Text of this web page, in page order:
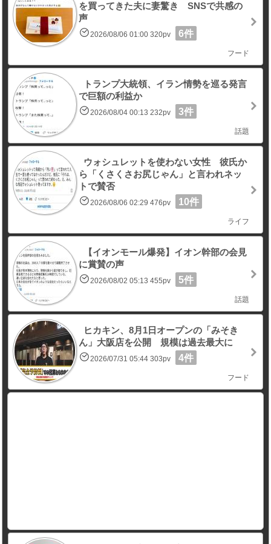
を買ってきた夫に妻驚き SNSで共感の
声
2026/08/06 01:00 320pv 6件
フード
トランプ大統領、イラン情勢を巡る発言
で巨額の利益か
2026/08/04 00:13 232pv 3件
話題
ウォシュレットを使わない女性 彼氏か
ら「くさくさお尻じゃん」と言われネッ
トで賛否
2026/08/06 02:29 476pv 10件
ライフ
【イオンモール爆発】イオン幹部の会見
に賞賛の声
2026/08/02 05:13 455pv 5件
話題
ヒカキン、8月1日オープンの「みそき
ん」大阪店を公開 規模は過去最大に
2026/07/31 05:44 303pv 4件
フード